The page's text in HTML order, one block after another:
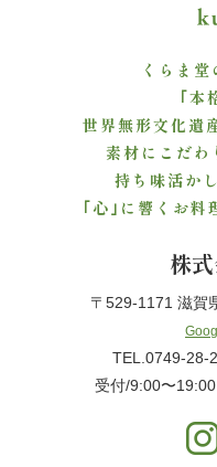
くらま
｢本
世界無形文化遺
素材にこだわ
持ち味活か
｢心｣に響くお料
株
〒529-1171 滋賀
TEL.0749-28-
受付/9:00〜